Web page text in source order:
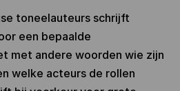
toneelauteurs schrijft
een bepaalde
met andere woorden wie zijn
welke acteurs de rollen